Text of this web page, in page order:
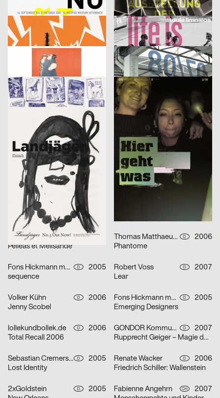
Klingspor Museum 2007
Finale. Ausstellung der Diplomarbeiten
2007
tesla medien ›kunst‹ labor 2007
cyan (Daniela Haufe + Detlef Fiedler) D
2007
cie. toula limnaios: life is perfect
din jank visuelle kommunikation, Fritz Beck, Doris Weber D
2007
Image
Jana Garberg D
2007
Armin Abmeier und die Tollen Hefte
Christof Nardin, Anna-Nora Szilit, Christian Feurstein, Martin Fetz
2007
Landjäger No.3 – Fleisch
Euro RSCG Düsseldorf
2007
Roland Piltz, Aisha Ronniger
2007
Identikit
Volker Pfüller
Bilderlesen
McCann Erickson Gesellschaft m.b.H.
2005
Heinecken X-Mas
3007
2006
It’s never too late to have a happy childhood
strichpunkt D
2007
Der fliegende Holländer
2005
strichpunkt D
2007
Pelléas et Mélisande
Thomas Matthaeus Müller D
2006
Phantome
Fons Hickmann m23 D
2005
sequence
Robert Voss D
2007
Lear
Volker Kühn D
2006
Jenny Scobel
Fons Hickmann m23 D
2005
Emerging Designers
lollekundbollek.de D
2006
Total Recall 2006
GONDOR Kommunikationsdesign D
2007
Rupprecht Geiger – Magie der Farbe
Sebastian Cremers, Daniel Schludi D
2005
Lost Identity
Renate Wacker D
2006
Friedrich Schiller: Wallenstein
2xGoldstein D
2005
Fabienne Angehrn CH
2007